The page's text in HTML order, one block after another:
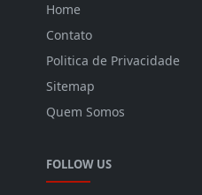
Home
Contato
Politica de Privacidade
Sitemap
Quem Somos
FOLLOW US